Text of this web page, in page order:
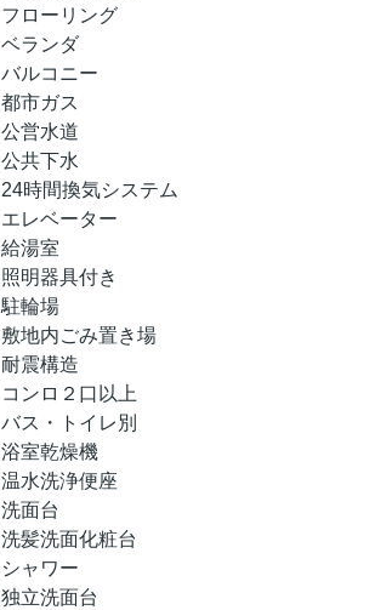
フローリング
ベランダ
バルコニー
都市ガス
公営水道
公共下水
24時間換気システム
エレベーター
給湯室
照明器具付き
駐輪場
敷地内ごみ置き場
耐震構造
コンロ２口以上
バス・トイレ別
浴室乾燥機
温水洗浄便座
洗面台
洗髪洗面化粧台
シャワー
独立洗面台